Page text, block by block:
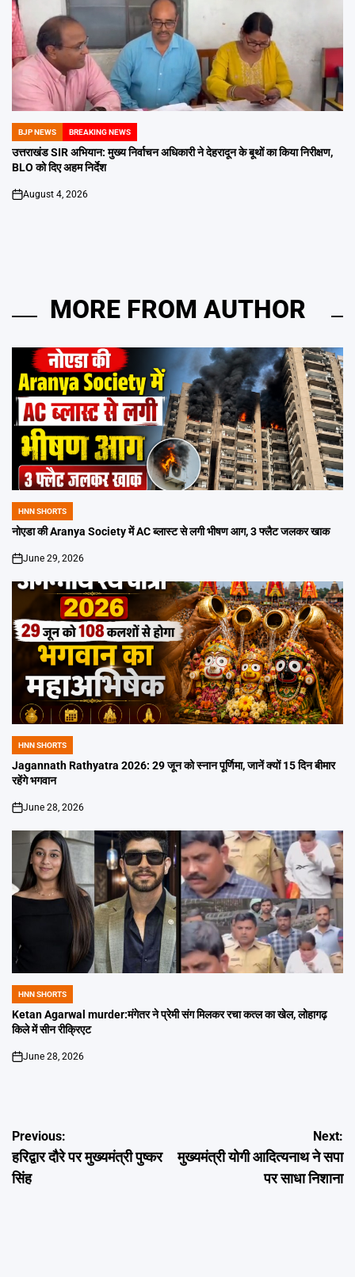
POSTED
IN
BJP NEWS BREAKING NEWS
उत्तराखंड SIR अभियान: मुख्य निर्वाचन अधिकारी ने देहरादून के बूथों का किया निरीक्षण,
BLO को दिए अहम निर्देश
on
August 4, 2026
MORE FROM AUTHOR
POSTED
IN
HNN SHORTS
नोएडा की Aranya Society में AC ब्लास्ट से लगी भीषण आग, 3 फ्लैट जलकर खाक
on
June 29, 2026
POSTED
IN
HNN SHORTS
Jagannath Rathyatra 2026: 29 जून को स्नान पूर्णिमा, जानें क्यों 15 दिन बीमार
रहेंगे भगवान
on
June 28, 2026
POSTED
IN
HNN SHORTS
Ketan Agarwal murder:मंगेतर ने प्रेमी संग मिलकर रचा कत्ल का खेल, लोहागढ़
किले में सीन रीक्रिएट
on
June 28, 2026
Post
navigation
Previous:
हरिद्वार दौरे पर मुख्यमंत्री पुष्कर
सिंह
Next:
मुख्यमंत्री योगी आदित्यनाथ ने सपा
पर साधा निशाना